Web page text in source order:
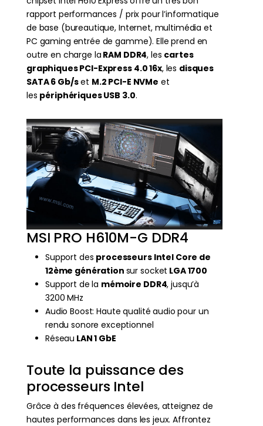
rapport performances / prix pour l’informatique
de base (bureautique, Internet, multimédia et
PC gaming entrée de gamme). Elle prend en
outre en charge la RAM DDR4, les cartes
graphiques PCI-Express 4.0 16x, les disques
SATA 6 Gb/set M.2 PCI-E NVMe et
les périphériques USB 3.0.
MSI PRO H610M-G DDR4
Support des processeurs Intel Core de
12ème génération sur socket LGA 1700
Support de la mémoire DDR4, jusqu’à
3200 MHz
Audio Boost: Haute qualité audio pour un
rendu sonore exceptionnel
Réseau LAN 1 GbE
Toute la puissance des
processeurs Intel
Grâce à des fréquences élevées, atteignez de
hautes performances dans les jeux. Affrontez